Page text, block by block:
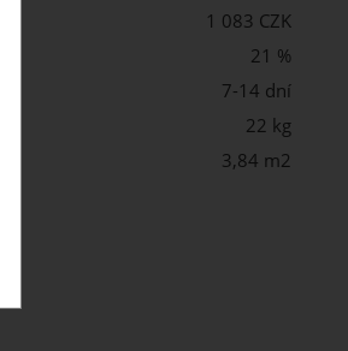
1 083 CZK
21 %
7-14 dní
22 kg
3,84 m2